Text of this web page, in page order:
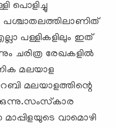
പൊളിച്ചു
പശ്ചാതലത്തിലാണിത്
പള്ളികളിലും ഇത്
ചരിത്ര രേഖകളില്‍
മലയാള
മലയാളത്തിന്റെ
വാമൊഴി